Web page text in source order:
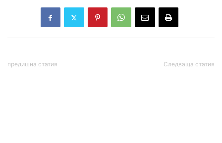
предишна статия Следваща статия